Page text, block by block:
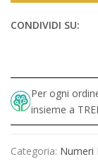
CONDIVIDI SU:
Per ogni
insieme a
Categoria: Numeri